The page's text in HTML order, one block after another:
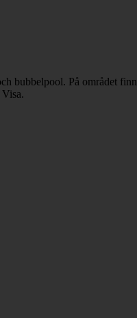
bubbelpool. På området